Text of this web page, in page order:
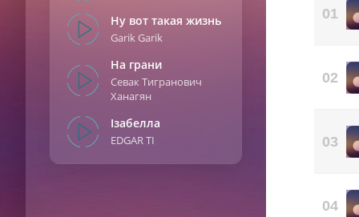
Ну вот такая жизнь
Garik Garik
На грани
Севак Тигранович
Ханагян
Ізабелла
EDGAR TI
01
02
03
04